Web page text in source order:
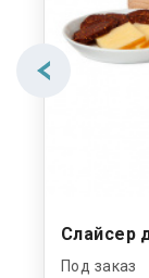
Слайсер
Под заказ